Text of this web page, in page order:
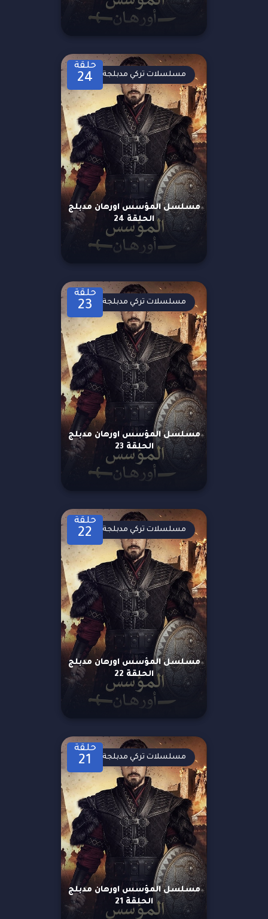
حلقة
24
مسلسل المؤسس اورهان مدبلج
الحلقة 24
مسلسلات تركي مدبلجة
حلقة
23
مسلسل المؤسس اورهان مدبلج
الحلقة 23
مسلسلات تركي مدبلجة
حلقة
22
مسلسل المؤسس اورهان مدبلج
الحلقة 22
مسلسلات تركي مدبلجة
حلقة
21
مسلسل المؤسس اورهان مدبلج
الحلقة 21
مسلسلات تركي مدبلجة